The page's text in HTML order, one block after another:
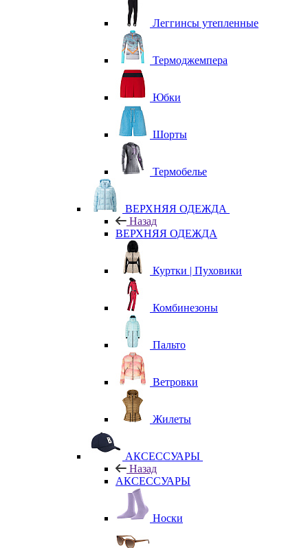
Леггинсы утепленные
Термоджемпера
Юбки
Шорты
Термобелье
ВЕРХНЯЯ ОДЕЖДА
Назад
ВЕРХНЯЯ ОДЕЖДА
Куртки | Пуховики
Комбинезоны
Пальто
Ветровки
Жилеты
АКСЕССУАРЫ
Назад
АКСЕССУАРЫ
Носки